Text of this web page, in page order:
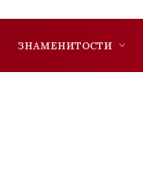
ЗНАМЕНИТОСТИ